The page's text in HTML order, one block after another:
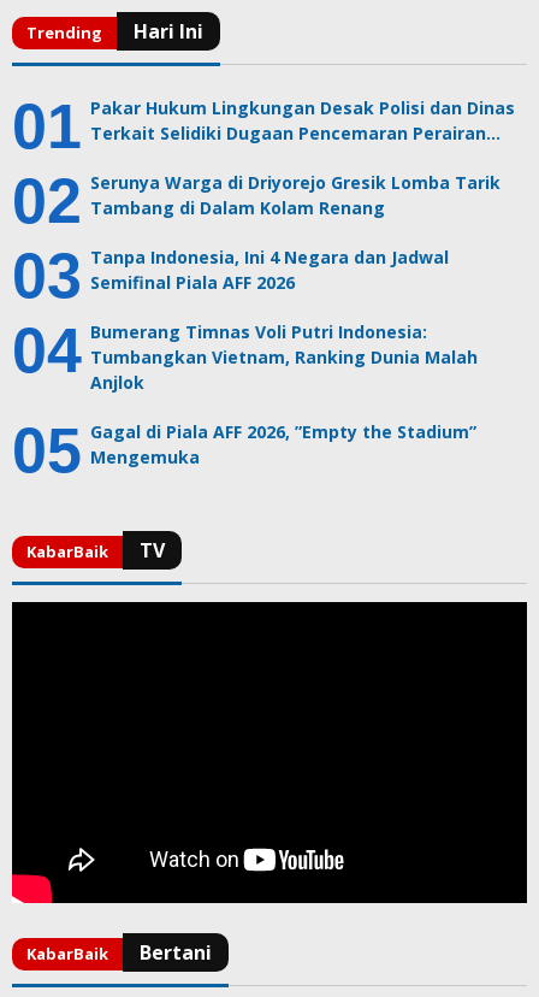
Pakar Hukum Lingkungan Desak Polisi dan Dinas
Terkait Selidiki Dugaan Pencemaran Perairan…
Serunya Warga di Driyorejo Gresik Lomba Tarik
Tambang di Dalam Kolam Renang
Tanpa Indonesia, Ini 4 Negara dan Jadwal
Semifinal Piala AFF 2026
Bumerang Timnas Voli Putri Indonesia:
Tumbangkan Vietnam, Ranking Dunia Malah
Anjlok
Gagal di Piala AFF 2026, ”Empty the Stadium”
Mengemuka